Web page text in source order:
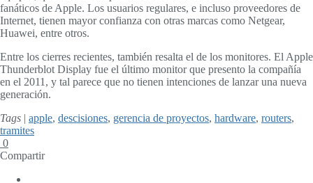
fanáticos de Apple. Los usuarios regulares, e incluso proveedores de
Internet, tienen mayor confianza con otras marcas como Netgear,
Huawei, entre otros.
Entre los cierres recientes, también resalta el de los monitores. El Apple
Thunderblot Display fue el último monitor que presento la compañía
en el 2011, y tal parece que no tienen intenciones de lanzar una nueva
generación.
Tags | apple, descisiones, gerencia de proyectos, hardware, routers,
tramites
0
Compartir